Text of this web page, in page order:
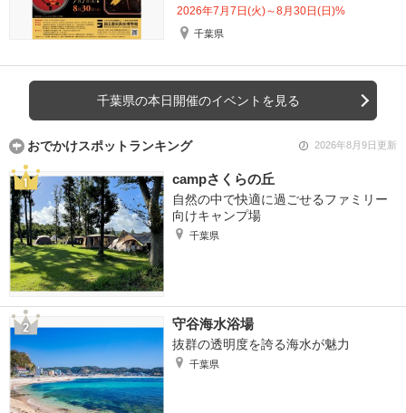
2026年7月7日(火)～8月30日(日)%
千葉県
千葉県の本日開催のイベントを見る
おでかけスポットランキング 2026年8月9日更新
campさくらの丘
自然の中で快適に過ごせるファミリー
向けキャンプ場
千葉県
守谷海水浴場
抜群の透明度を誇る海水が魅力
千葉県